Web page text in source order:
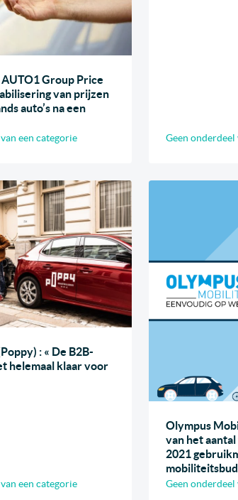
Group Price
van prijzen
auto’s na een
een categorie Geen
: « De B2B-
helemaal klaar voor
een categorie
Olympus
van het
2021
Geen